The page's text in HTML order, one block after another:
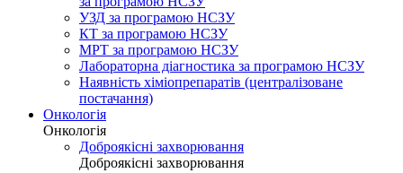
УЗД за програмою НСЗУ
КТ за програмою НСЗУ
МРТ за програмою НСЗУ
Лабораторна діагностика за програмою НСЗУ
Наявність хіміопрепаратів (централізоване
постачання)
Онкологія
Онкологія
Доброякісні захворювання
Доброякісні захворювання